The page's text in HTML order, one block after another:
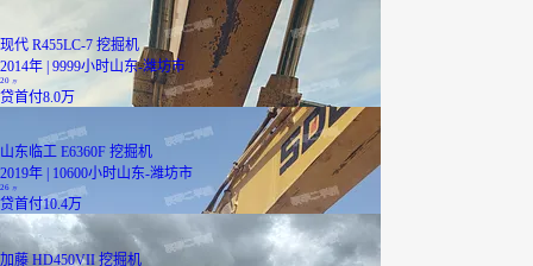
现代 R455LC-7 挖掘机
2014年 | 9999小时山东-潍坊市
20 万
贷首付8.0万
山东临工 E6360F 挖掘机
2019年 | 10600小时山东-潍坊市
26 万
贷首付10.4万
加藤 HD450VII 挖掘机